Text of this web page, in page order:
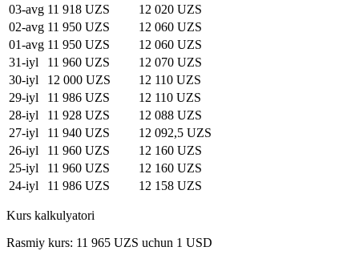
03-avg 11 918 UZS
12 020 UZS
02-avg 11 950 UZS
12 060 UZS
01-avg 11 950 UZS
12 060 UZS
31-iyl
11 960 UZS
12 070 UZS
30-iyl
12 000 UZS
12 110 UZS
29-iyl
11 986 UZS
12 110 UZS
28-iyl
11 928 UZS
12 088 UZS
27-iyl
11 940 UZS
12 092,5 UZS
26-iyl
11 960 UZS
12 160 UZS
25-iyl
11 960 UZS
12 160 UZS
24-iyl
11 986 UZS 12 158 UZS
Kurs kalkulyatori
Rasmiy kurs: 11 965 UZS uchun 1 USD